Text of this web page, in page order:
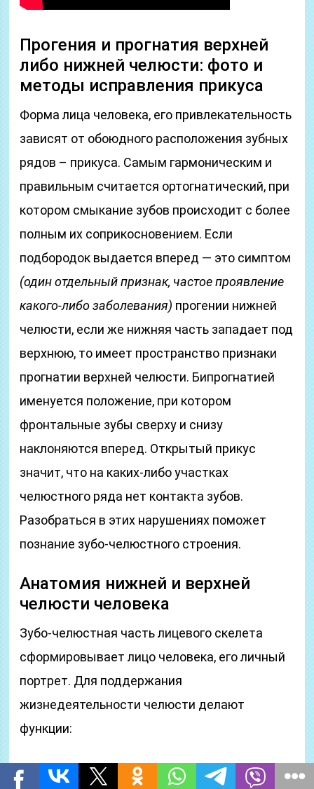
Прогения и прогнатия верхней
либо нижней челюсти: фото и
методы исправления прикуса
Форма лица человека, его привлекательность
зависят от обоюдного расположения зубных
рядов – прикуса. Самым гармоническим и
правильным считается ортогнатический, при
котором смыкание зубов происходит с более
полным их соприкосновением. Если
подбородок выдается вперед — это симптом
(один отдельный признак, частое проявление
какого-либо заболевания) прогении нижней
челюсти, если же нижняя часть западает под
верхнюю, то имеет пространство признаки
прогнатии верхней челюсти. Бипрогнатией
именуется положение, при котором
фронтальные зубы сверху и снизу
наклоняются вперед. Открытый прикус
значит, что на каких-либо участках
челюстного ряда нет контакта зубов.
Разобраться в этих нарушениях поможет
познание зубо-челюстного строения.
Анатомия нижней и верхней
челюсти человека
Зубо-челюстная часть лицевого скелета
сформировывает лицо человека, его личный
портрет. Для поддержания
жизнедеятельности челюсти делают
функции:
пережевывание еды и глотание,